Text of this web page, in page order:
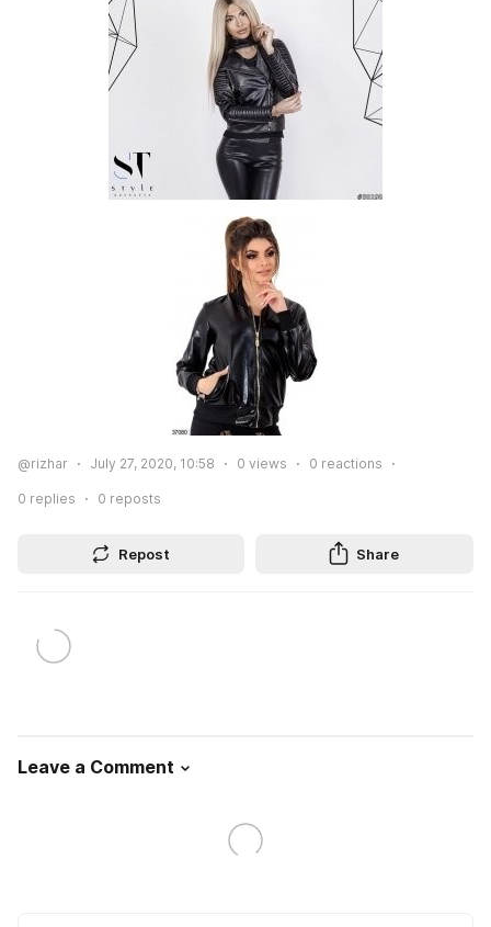
@rizhar July 27, 2020, 10:58 0 views 0 reactions
0 replies 0 reposts
Repost Share
Leave a Comment